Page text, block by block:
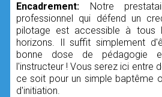
Encadrement: Notre
professionnel qui défend un
pilotage est accessible à tous
horizons. Il suffit simplement
bonne dose de pédagogie
l'instructeur ! Vous serez ici entre
ce soit pour un simple baptême
d'initiation.